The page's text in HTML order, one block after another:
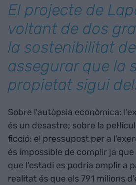
El projecte de
voltant de dos
la sostenibilitat
assegurar que la
propietat sigui
Sobre l'autòpsia econòmica:
és un desastre; sobre la
ficció: el pressupost per a
és impossible de complir ja
que l'estadi es podria omplir a
realitat és que els 791 milions